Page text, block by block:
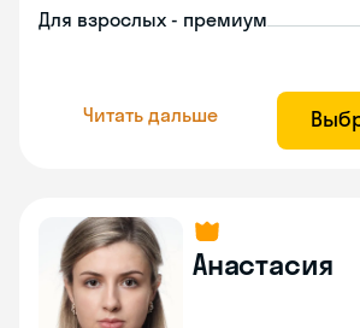
Для взрослых - премиум
Читать дальше
Анастасия